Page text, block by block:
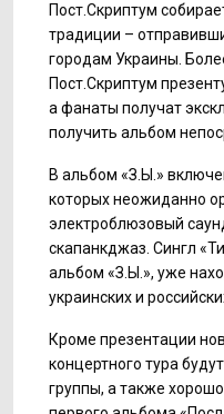
Пост.Скриптум
традиции –
городам Украины.
Пост.Скриптум
а фанаты получат
получить альбом
В альбом «З.Ы.»
которых неожиданно
электроблюзовый
скапанкджаз. Сингл
альбом «З.Ы.», уже
украинских и
Кроме презентации
концертного тура
группы, а также